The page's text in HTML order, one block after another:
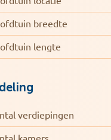
breedte
lengte
verdiepingen